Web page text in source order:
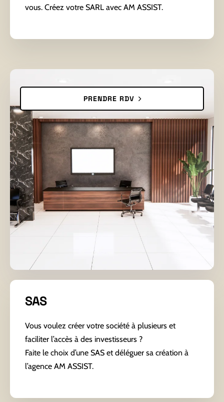
vous. Créez votre SARL avec AM ASSIST.
PRENDRE RDV
SAS
Vous voulez créer votre société à plusieurs et
faciliter l’accès à des investisseurs ?
Faite le choix d’une SAS et déléguer sa création à
l’agence AM ASSIST.